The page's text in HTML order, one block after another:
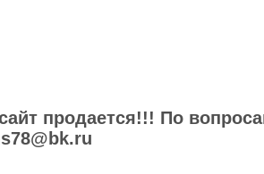
продается!!! По